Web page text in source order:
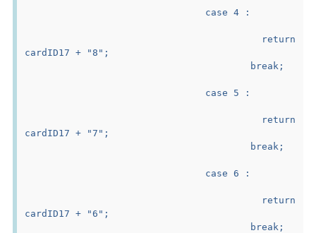
				case 4 :
cardID17 + "8";
					break;
				case 5 :
cardID17 + "7";
					break;
				case 6 :
cardID17 + "6";
					break;